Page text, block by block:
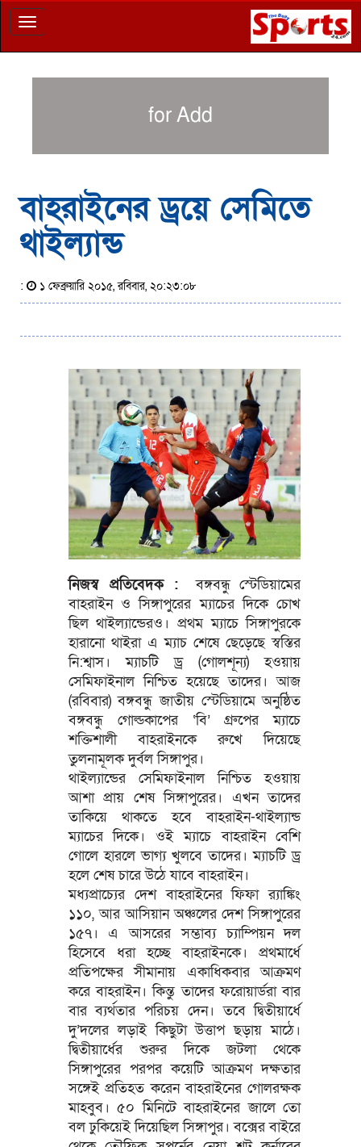
Toggle
navigation
for Add
বাহরাইনের ড্রয়ে সেমিতে
থাইল্যান্ড
: ১ ফেব্রুয়ারি ২০১৫, রবিবার, ২০:২৩:০৮
নিজস্ব প্রতিবেদক :বঙ্গবন্ধু স্টেডিয়ামের
বাহরাইন ও সিঙ্গাপুরের ম্যাচের দিকে চোখ
ছিল থাইল্যান্ডেরও। প্রথম ম্যাচে সিঙ্গাপুরকে
হারানো থাইরা এ ম্যাচ শেষে ছেড়েছে স্বস্তির
নি:শ্বাস। ম্যাচটি ড্র (গোলশূন্য) হওয়ায়
সেমিফাইনাল নিশ্চিত হয়েছে তাদের। আজ
(রবিবার) বঙ্গবন্ধু জাতীয় স্টেডিয়ামে অনুষ্ঠিত
বঙ্গবন্ধু গোল্ডকাপের ‘বি’ গ্রুপের ম্যাচে
শক্তিশালী বাহরাইনকে রুখে দিয়েছে
তুলনামূলক দুর্বল সিঙ্গাপুর।
থাইল্যান্ডের সেমিফাইনাল নিশ্চিত হওয়ায়
আশা প্রায় শেষ সিঙ্গাপুরের। এখন তাদের
তাকিয়ে থাকতে হবে বাহরাইন-থাইল্যান্ড
ম্যাচের দিকে। ওই ম্যাচে বাহরাইন বেশি
গোলে হারলে ভাগ্য খুলবে তাদের। ম্যাচটি ড্র
হলে শেষ চারে উঠে যাবে বাহরাইন।
মধ্যপ্রাচ্যের দেশ বাহরাইনের ফিফা র‌্যাঙ্কিং
১১০, আর আসিয়ান অঞ্চলের দেশ সিঙ্গাপুরের
১৫৭। এ আসরের সম্ভাব্য চ্যাম্পিয়ন দল
হিসেবে ধরা হচ্ছে বাহরাইনকে। প্রথমার্ধে
প্রতিপক্ষের সীমানায় একাধিকবার আক্রমণ
করে বাহরাইন। কিন্তু তাদের ফরোয়ার্ডরা বার
বার ব্যর্থতার পরিচয় দেন। তবে দ্বিতীয়ার্ধে
দু’দলের লড়াই কিছুটা উত্তাপ ছড়ায় মাঠে।
দ্বিতীয়ার্ধের শুরুর দিকে জটলা থেকে
সিঙ্গাপুরের পরপর কয়েটি আক্রমণ দক্ষতার
সঙ্গেই প্রতিহত করেন বাহরাইনের গোলরক্ষক
মাহবুব। ৫০ মিনিটে বাহরাইনের জালে তো
বল ঢুকিয়েই দিয়েছিল সিঙ্গাপুর। বক্সের বাইরে